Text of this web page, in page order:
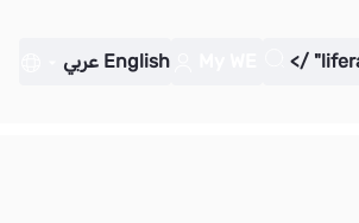
English عربي